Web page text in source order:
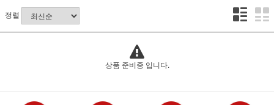
정렬
상품 준비중 입니다.